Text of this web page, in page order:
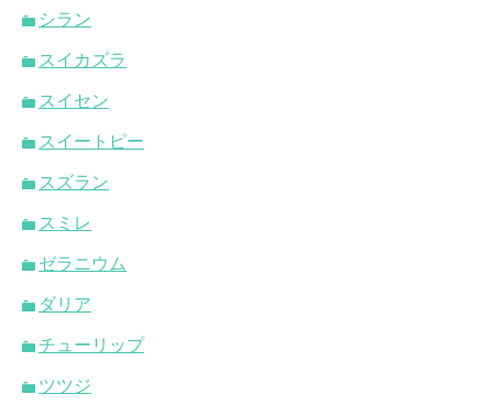
シラン
スイカズラ
スイセン
スイートピー
スズラン
スミレ
ゼラニウム
ダリア
チューリップ
ツツジ